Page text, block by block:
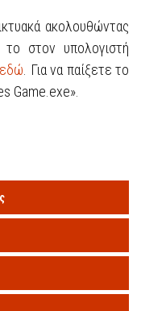
ακολουθώντας
το στον υπολογιστή
εδώ. Για να παίξετε το
Game.exe».